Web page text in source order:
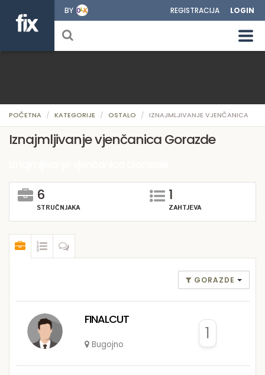
BY REGISTRACIJA LOGIN
POČETNA KATEGORIJE OSTALO IZNAJMLJIVANJE VJENČANICA
Iznajmljivanje vjenčanica Gorazde
6
STRUČNJAKA
1
ZAHTJEVA
GORAZDE
FINALCUT
Bugojno
1